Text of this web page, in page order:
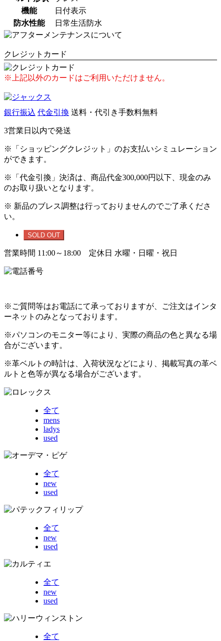
機能
日付表示
防水性能
日常生活防水
クレジットカード
※上記以外のカードはご利用いただけません。
銀行振込 代金引換 送料・代引き手数料無料
3営業日以内で発送
※「ショッピングクレジット」のお支払いシミュレーション
ができます。
※「代金引換」決済は、商品代金300,000円以下、現金のみ
のお取り扱いとなります。
※ 新品のブレス調整は行っておりませんのでご了承くださ
い。
SOLD OUT
営業時間 11:00～18:00 定休日 水曜・日曜・祝日
※ご質問等はお電話にて承っておりますが、ご注文はインタ
ーネットのみとなっております。
※パソコンのモニター等により、実際の商品の色と異なる場
合がございます。
※革ベルトの時計は、入荷状況などにより、掲載写真の革ベ
ルトと色等が異なる場合がございます。
全て
mens
ladys
used
全て
new
used
全て
new
used
全て
new
used
全て